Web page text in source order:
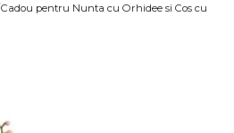
Cadou pentru Nunta cu Orhidee si Cos cu